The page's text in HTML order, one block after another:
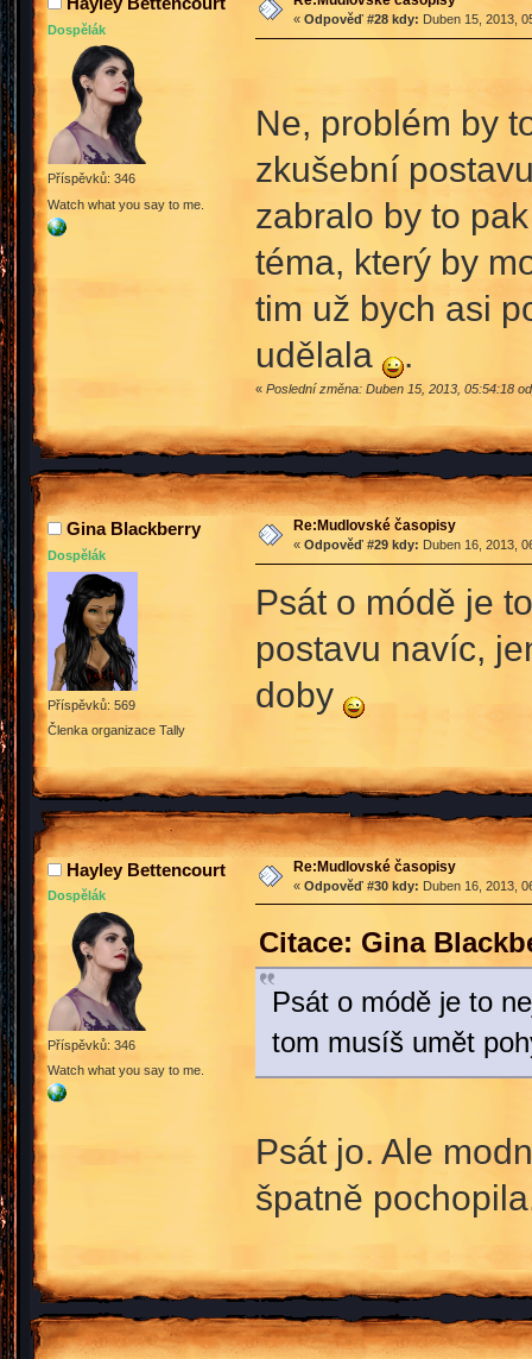
Dospělák
Příspěvků: 346
Watch what you say to me.
« Odpověď #28 kdy: Duben 15, 2013,
Ne, problém by
zkušební
zabralo by to
téma, který by
tim už bych asi
udělala
.
« Poslední změna: Duben 15, 2013, 05:54:18
Gina Blackberry
Dospělák
Příspěvků: 569
Členka organizace Tally
Re:Mudlovské časopisy
« Odpověď #29 kdy: Duben 16, 2013,
Psát o módě je
postavu navíc,
doby
Hayley Bettencourt
Dospělák
Příspěvků: 346
Watch what you say to me.
Re:Mudlovské časopisy
« Odpověď #30 kdy: Duben 16, 2013,
Citace: Gina
Psát o módě je to
tom musíš umět
Psát jo. Ale
špatně